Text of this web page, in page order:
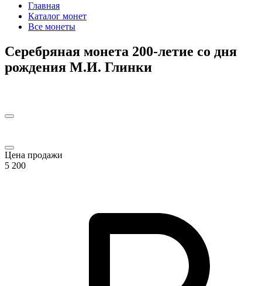
Главная
Каталог монет
Все монеты
Серебряная монета 200-летие со дня
рождения М.И. Глинки
Цена продажи
5 200